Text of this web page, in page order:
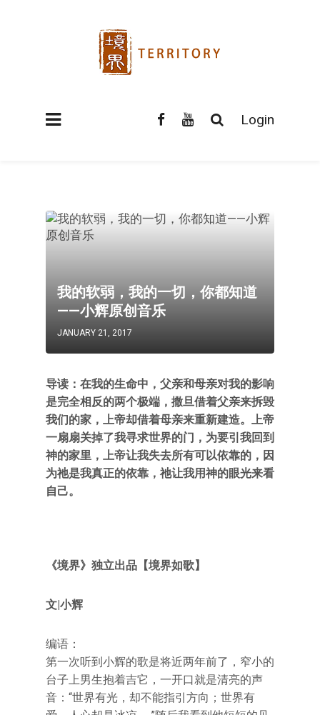
Login
我的软弱，我的一切，你都知道
——小辉原创音乐
JANUARY 21, 2017
导读：在我的生命中，父亲和母亲对我的影响
是完全相反的两个极端，撒旦借着父亲来拆毁
我们的家，上帝却借着母亲来重新建造。上帝
一扇扇关掉了我寻求世界的门，为要引我回到
神的家里，上帝让我失去所有可以依靠的，因
为祂是我真正的依靠，祂让我用神的眼光来看
自己。
《境界》独立出品【境界如歌】
文|小辉
编语：
第一次听到小辉的歌是将近两年前了，窄小的
台子上男生抱着吉它，一开口就是清亮的声
音：“世界有光，却不能指引方向；世界有